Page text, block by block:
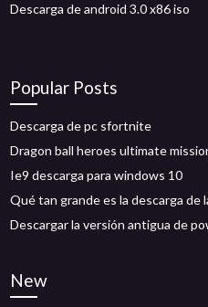
Descarga de android 3.0 x86 iso
Popular Posts
Descarga de pc sfortnite
Dragon ball heroes ultimate
Ie9 descarga para windows 10
Qué tan grande es la descarga de
Descargar la versión antigua de
New